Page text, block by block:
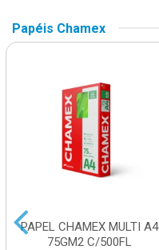
Papéis Chamex
PAPEL CHAMEX MULTI A4
75GM2 C/500FL